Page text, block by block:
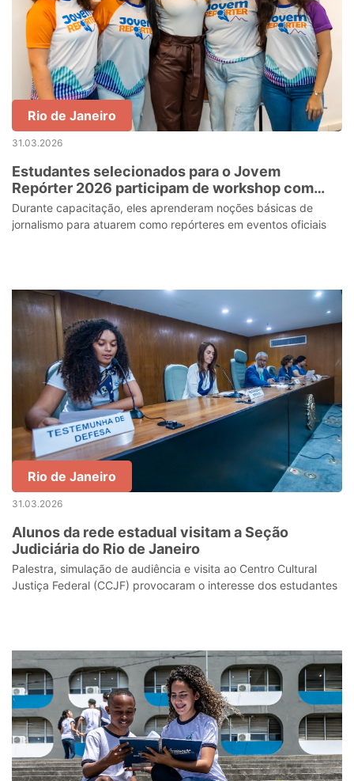
Rio de Janeiro
31.03.2026
Estudantes selecionados para o Jovem
Repórter 2026 participam de workshop com
profissionais de comunicação
Durante capacitação, eles aprenderam noções básicas de
jornalismo para atuarem como repórteres em eventos oficiais
Rio de Janeiro
31.03.2026
Alunos da rede estadual visitam a Seção
Judiciária do Rio de Janeiro
Palestra, simulação de audiência e visita ao Centro Cultural
Justiça Federal (CCJF) provocaram o interesse dos estudantes